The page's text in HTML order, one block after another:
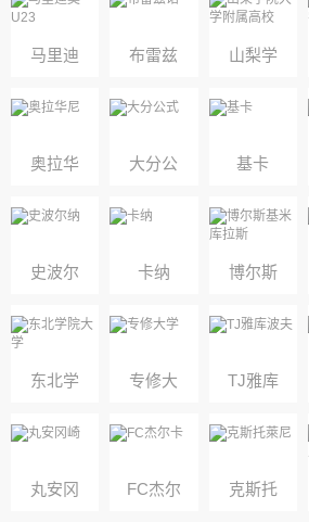
马里迪
莫U23
布雷兹
诺
山梨学
院大学
奥拉华
尼
大分公
式
基卡
史波尔
纳
卡纳 博尔斯
基米库
东北学
院大学
专修大
学
TJ雅库
波夫
丸安冈 FC杰尔 克斯托